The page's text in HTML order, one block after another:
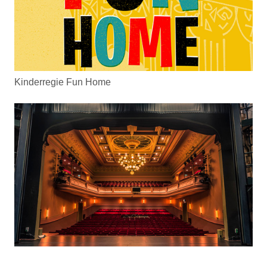
Kinderregie Fun Home